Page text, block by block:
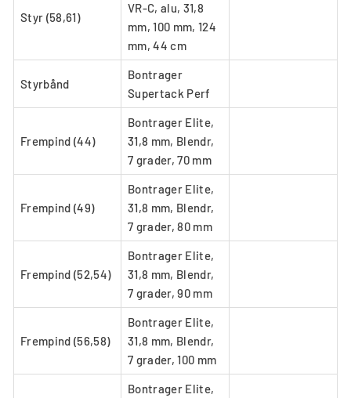
Styr (58,61)
VR-C, alu, 31,8
mm, 100 mm, 124
mm, 44 cm
Styrbånd
Bontrager
Supertack Perf
Frempind (44)
Bontrager Elite,
31,8 mm, Blendr,
7 grader, 70 mm
Frempind (49)
Bontrager Elite,
31,8 mm, Blendr,
7 grader, 80 mm
Frempind (52,54)
Bontrager Elite,
31,8 mm, Blendr,
7 grader, 90 mm
Frempind (56,58)
Bontrager Elite,
31,8 mm, Blendr,
7 grader, 100 mm
Bontrager Elite,